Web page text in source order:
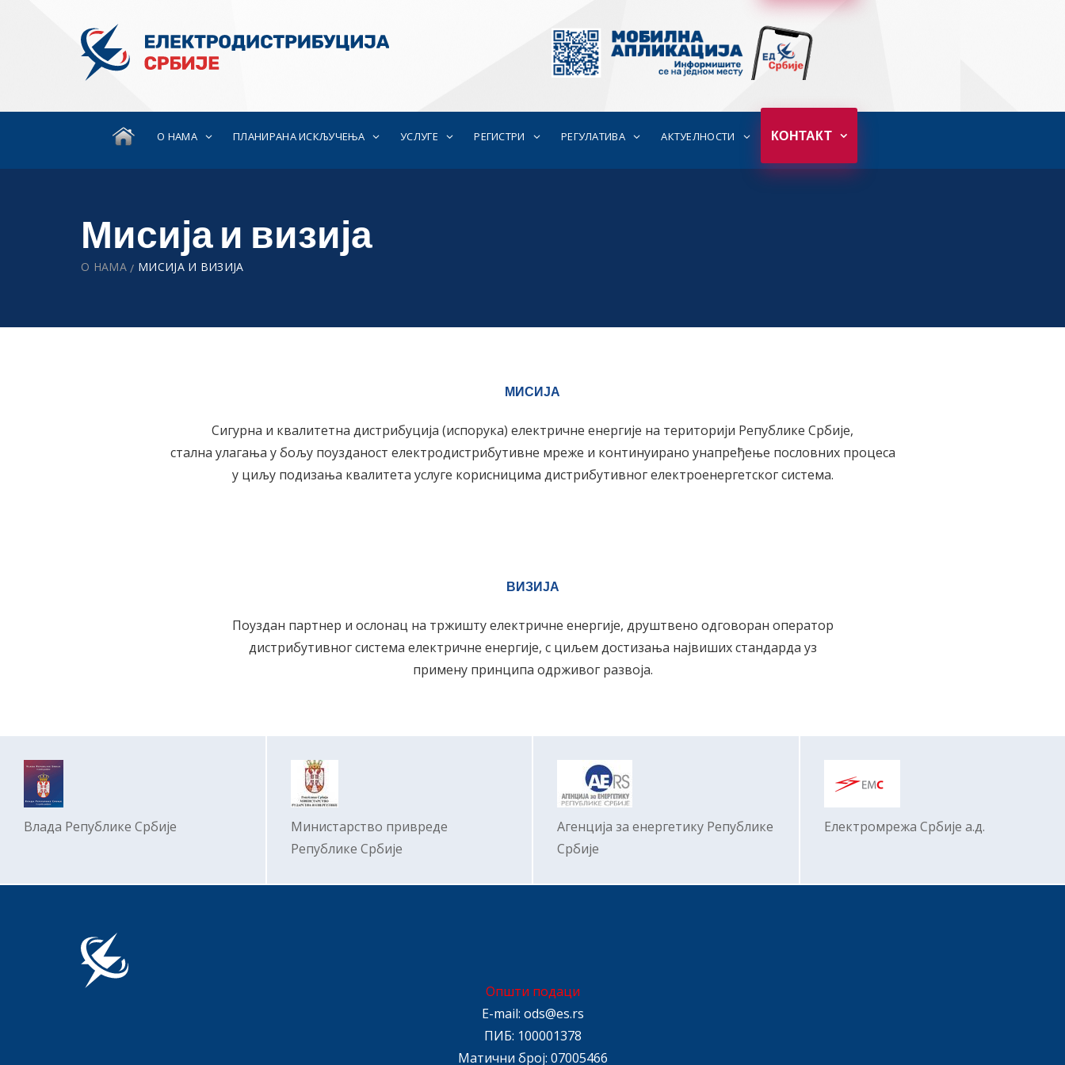
О НАМА ПЛАНИРАНА ИСКЉУЧЕЊА УСЛУГЕ РЕГИСТРИ РЕГУЛАТИВА АКТУЕЛНОСТИ КОНТАКТ
Мисија и визија
О НАМА МИСИЈА И ВИЗИЈА
МИСИЈА
Сигурна и квалитетна дистрибуција (испорука) електричне енергије на територији Републике Србије,
стална улагања у бољу поузданост електродистрибутивне мреже и континуирано унапређење пословних процеса
у циљу подизања квалитета услуге корисницима дистрибутивног електроенергетског система.
ВИЗИЈА
Поуздан партнер и ослонац на тржишту електричне енергије, друштвено одговоран оператор
дистрибутивног система електричне енергије, с циљем достизања највиших стандарда уз
примену принципа одрживог развоја.
Влада Републике Србије
Министарство привреде
Републике Србије
Агенција за енергетику Републике
Србије
Електромрежa Србије а.д.
Општи подаци
E-mail: ods@es.rs
ПИБ: 100001378
Матични број: 07005466